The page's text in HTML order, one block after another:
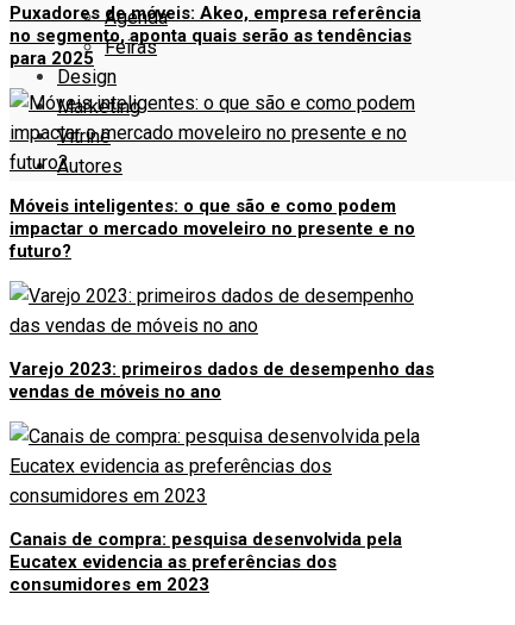
Agenda
Feiras
Design
Marketing
Vitrine
Autores
Puxadores de móveis: Akeo, empresa referência
no segmento, aponta quais serão as tendências
para 2025
Móveis inteligentes: o que são e como podem
impactar o mercado moveleiro no presente e no
futuro?
Varejo 2023: primeiros dados de desempenho das
vendas de móveis no ano
Canais de compra: pesquisa desenvolvida pela
Eucatex evidencia as preferências dos
consumidores em 2023